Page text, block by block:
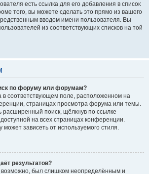
есть ссылка для его добавления в список
того, вы можете сделать это прямо из вашего
вводом имени пользователя. Вы
из соответствующих списков на той
по форуму или форумам?
в соответствующем поле, расположенном на
страницах просмотра форума или темы.
расширенный поиск, щёлкнув по ссылке
на всех страницах конференции.
может зависеть от используемого стиля.
результатов?
возможно, был слишком неопределённым и